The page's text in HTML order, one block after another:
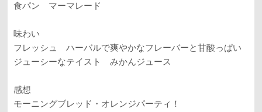
食パン マーマレード
味わい
フレッシュ ハーバルで爽やかなフレーバーと甘酸っぱい
ジューシーなテイスト みかんジュース
感想
モーニングブレッド・オレンジパーティ！